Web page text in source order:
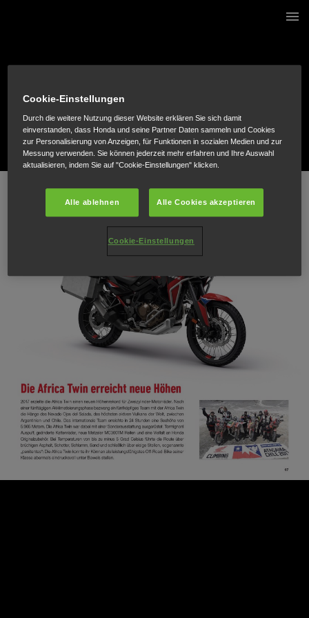
Cookie-Einstellungen
Durch die weitere Nutzung dieser Website erklären Sie sich damit
einverstanden, dass Honda und seine Partner Daten sammeln und Cookies
zur Personalisierung von Anzeigen, für Funktionen in sozialen Medien und zur
Messung verwenden. Sie können jederzeit mehr erfahren und Ihre Auswahl
aktualisieren, indem Sie auf "Cookie-Einstellungen" klicken.
Alle ablehnen Alle Cookies akzeptieren
Cookie-Einstellungen